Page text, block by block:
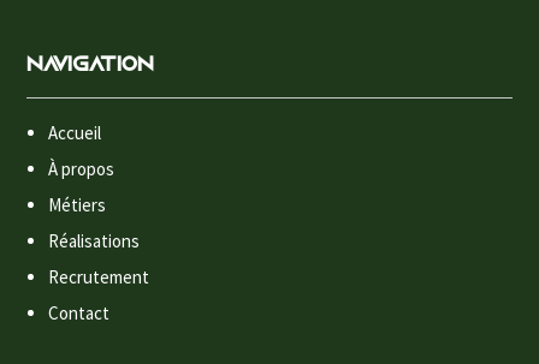
Navigation
Accueil
À propos
Métiers
Réalisations
Recrutement
Contact